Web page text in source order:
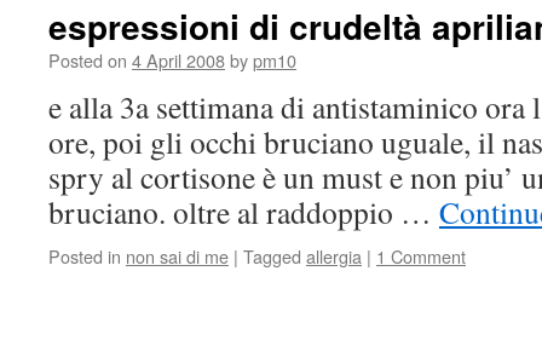
espressioni di crudeltà
Posted on 4 April 2008bypm10
e alla 3a settimana di antistaminico ora
ore, poi gli occhi bruciano uguale, il
spry al cortisone è un must e non piu’
bruciano. oltre al raddoppio …
Posted in non sai di me | Tagged allergia | 1 Comment